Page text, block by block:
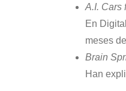
A.I. Cars
En
meses
Brain
Han